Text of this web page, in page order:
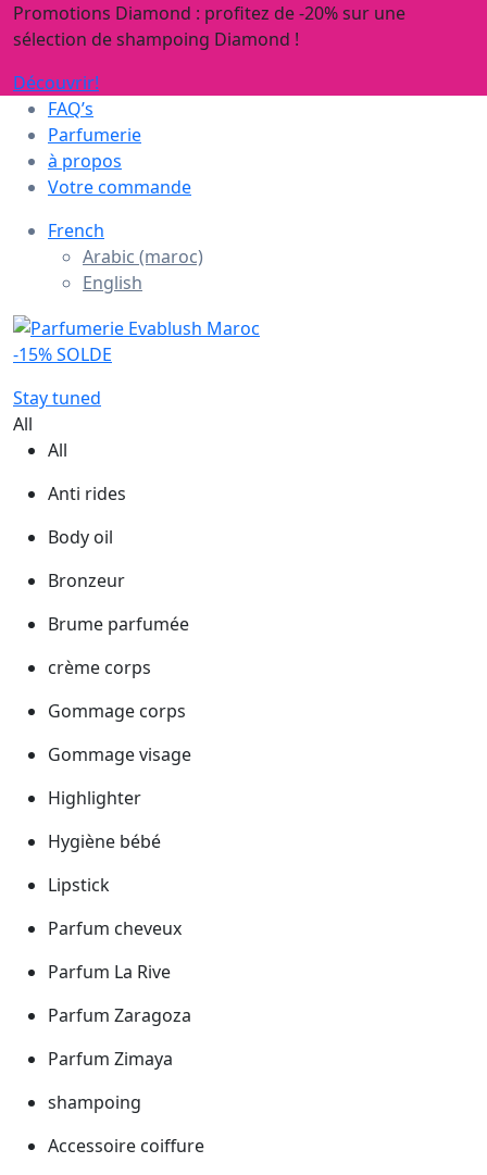
Promotions Diamond : profitez de -20% sur une
sélection de shampoing Diamond !
Découvrir!
FAQ’s
Parfumerie
à propos
Votre commande
French
Arabic (maroc)
English
-15% SOLDE
Stay tuned
All
All
Anti rides
Body oil
Bronzeur
Brume parfumée
crème corps
Gommage corps
Gommage visage
Highlighter
Hygiène bébé
Lipstick
Parfum cheveux
Parfum La Rive
Parfum Zaragoza
Parfum Zimaya
shampoing
Accessoire coiffure